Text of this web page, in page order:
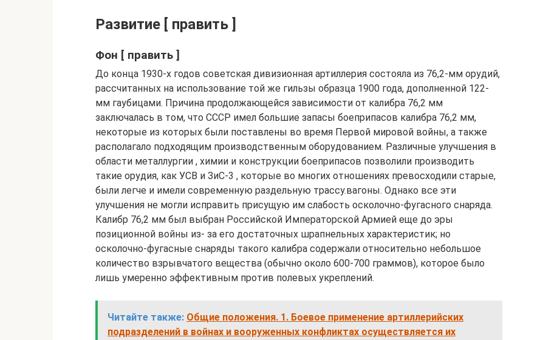
Развитие [ править ]
Фон [ править ]
До конца 1930-х годов советская дивизионная артиллерия состояла из 76,2-мм орудий,
рассчитанных на использование той же гильзы образца 1900 года, дополненной 122-
мм гаубицами. Причина продолжающейся зависимости от калибра 76,2 мм
заключалась в том, что СССР имел большие запасы боеприпасов калибра 76,2 мм,
некоторые из которых были поставлены во время Первой мировой войны, а также
располагало подходящим производственным оборудованием. Различные улучшения в
области металлургии , химии и конструкции боеприпасов позволили производить
такие орудия, как УСВ и ЗиС-3 , которые во многих отношениях превосходили старые,
были легче и имели современную раздельную трассу.вагоны. Однако все эти
улучшения не могли исправить присущую им слабость осколочно-фугасного снаряда.
Калибр 76,2 мм был выбран Российской Императорской Армией еще до эры
позиционной войны из- за его достаточных шрапнельных характеристик; но
осколочно-фугасные снаряды такого калибра содержали относительно небольшое
количество взрывчатого вещества (обычно около 600-700 граммов), которое было
лишь умеренно эффективным против полевых укреплений.
Читайте также: Общие положения. 1. Боевое применение артиллерийских
подразделений в войнах и вооруженных конфликтах осуществляется их